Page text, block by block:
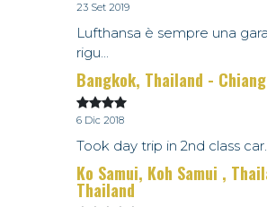
23 Set 2019
Lufthansa è sempre una
rigu...
Bangkok, Thailand -
6 Dic 2018
Took day trip in 2nd class
Ko Samui, Koh Samui ,
Thailand